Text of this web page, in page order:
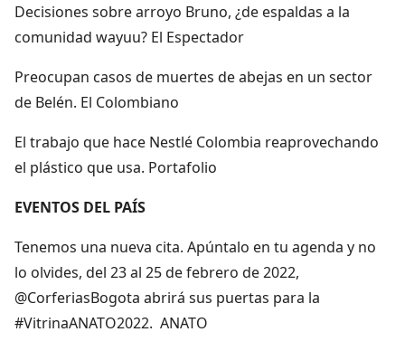
Decisiones sobre arroyo Bruno, ¿de espaldas a la
comunidad wayuu? El Espectador
Preocupan casos de muertes de abejas en un sector
de Belén. El Colombiano
El trabajo que hace Nestlé Colombia reaprovechando
el plástico que usa. Portafolio
EVENTOS DEL PAÍS
Tenemos una nueva cita. Apúntalo en tu agenda y no
lo olvides, del 23 al 25 de febrero de 2022,
@CorferiasBogota abrirá sus puertas para la
#VitrinaANATO2022. ANATO